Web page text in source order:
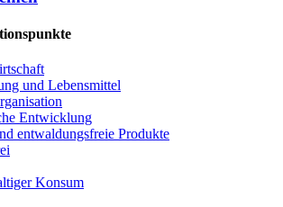
und Le­bens­mit­tel
Ent­wick­lung
ent­wal­dungs­freie Pro­duk­te
Kon­sum